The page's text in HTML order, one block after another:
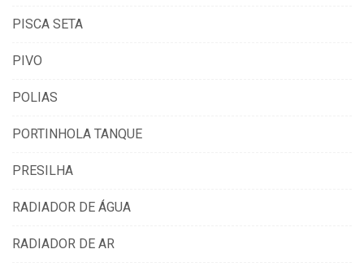
PISCA SETA
PIVO
POLIAS
PORTINHOLA TANQUE
PRESILHA
RADIADOR DE ÁGUA
RADIADOR DE AR